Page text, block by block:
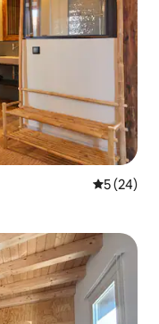
5 de uma
5 (24)